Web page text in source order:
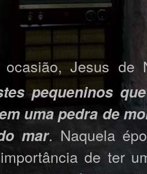
ocasião, Jesus de
pequeninos
uma pedra de
mar. Naquela
de ter